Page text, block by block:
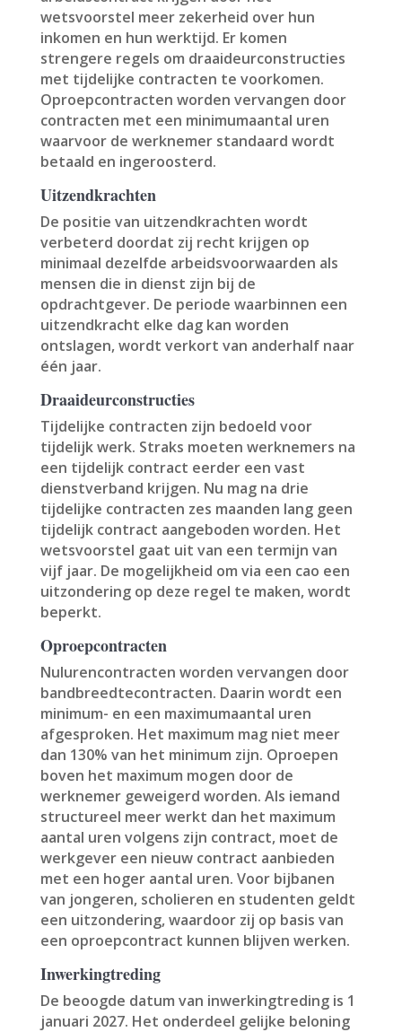
wetsvoorstel meer zekerheid over hun
inkomen en hun werktijd. Er komen
strengere regels om draaideurconstructies
met tijdelijke contracten te voorkomen.
Oproepcontracten worden vervangen door
contracten met een minimumaantal uren
waarvoor de werknemer standaard wordt
betaald en ingeroosterd.
Uitzendkrachten
De positie van uitzendkrachten wordt
verbeterd doordat zij recht krijgen op
minimaal dezelfde arbeidsvoorwaarden als
mensen die in dienst zijn bij de
opdrachtgever. De periode waarbinnen een
uitzendkracht elke dag kan worden
ontslagen, wordt verkort van anderhalf naar
één jaar.
Draaideurconstructies
Tijdelijke contracten zijn bedoeld voor
tijdelijk werk. Straks moeten werknemers na
een tijdelijk contract eerder een vast
dienstverband krijgen. Nu mag na drie
tijdelijke contracten zes maanden lang geen
tijdelijk contract aangeboden worden. Het
wetsvoorstel gaat uit van een termijn van
vijf jaar. De mogelijkheid om via een cao een
uitzondering op deze regel te maken, wordt
beperkt.
Oproepcontracten
Nulurencontracten worden vervangen door
bandbreedtecontracten. Daarin wordt een
minimum- en een maximumaantal uren
afgesproken. Het maximum mag niet meer
dan 130% van het minimum zijn. Oproepen
boven het maximum mogen door de
werknemer geweigerd worden. Als iemand
structureel meer werkt dan het maximum
aantal uren volgens zijn contract, moet de
werkgever een nieuw contract aanbieden
met een hoger aantal uren. Voor bijbanen
van jongeren, scholieren en studenten geldt
een uitzondering, waardoor zij op basis van
een oproepcontract kunnen blijven werken.
Inwerkingtreding
De beoogde datum van inwerkingtreding is 1
januari 2027. Het onderdeel gelijke beloning